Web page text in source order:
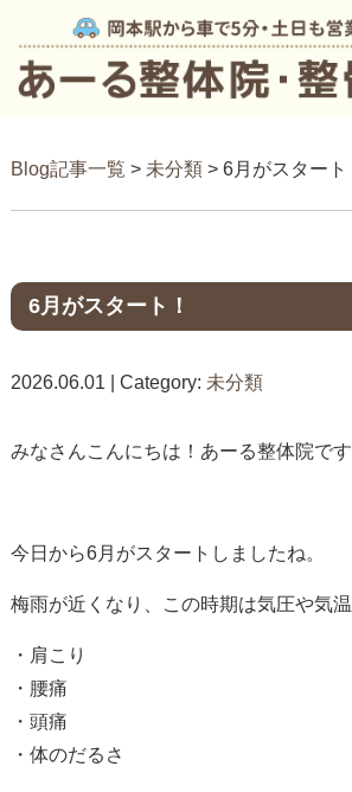
Blog記事一覧 > 未分類> 6月がスタート
6月がスタート！
2026.06.01 | Category: 未分類
みなさんこんにちは！あーる整体院です
今日から6月がスタートしましたね。
梅雨が近くなり、この時期は気圧や気
・肩こり
・腰痛
・頭痛
・体のだるさ